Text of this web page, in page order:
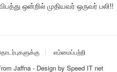
ஒன்றில் முதியவர் ஒருவர் பலி!!
எம்மைப்பற்றி
Jaffna - Design by Speed IT net